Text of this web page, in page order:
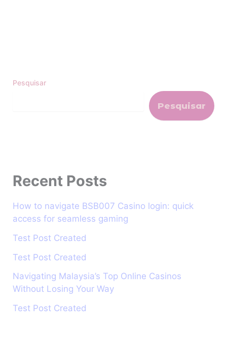
Pesquisar
Pesquisar
Recent Posts
How to navigate BSB007 Casino login: quick
access for seamless gaming
Test Post Created
Test Post Created
Navigating Malaysia’s Top Online Casinos
Without Losing Your Way
Test Post Created